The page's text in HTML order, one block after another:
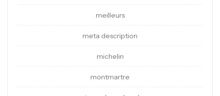
meilleurs
meta description
michelin
montmartre